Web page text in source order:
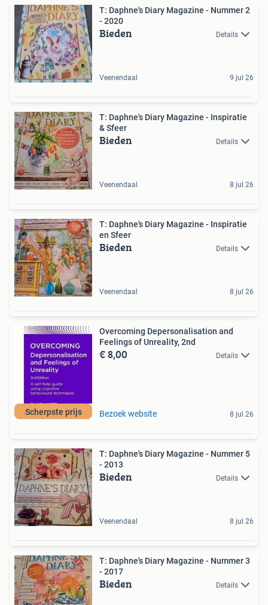
T: Daphne's Diary Magazine - Nummer 2
- 2020
Bieden Details
Veenendaal 9 jul 26
T: Daphne's Diary Magazine - Inspiratie
& Sfeer
Bieden Details
Veenendaal 8 jul 26
T: Daphne's Diary Magazine - Inspiratie
en Sfeer
Bieden Details
Veenendaal 8 jul 26
Scherpste prijs
Overcoming Depersonalisation and
Feelings of Unreality, 2nd
€ 8,00 Details
Bezoek website 8 jul 26
T: Daphne's Diary Magazine - Nummer 5
- 2013
Bieden Details
Veenendaal 8 jul 26
T: Daphne's Diary Magazine - Nummer 3
- 2017
Bieden Details